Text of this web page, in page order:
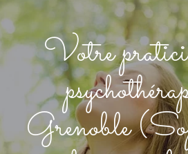
Votre
Grenoble